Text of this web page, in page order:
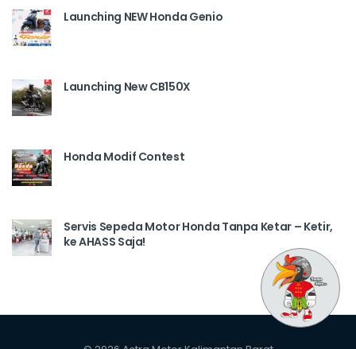
Launching NEW Honda Genio
Launching New CB150X
Honda Modif Contest
Servis Sepeda Motor Honda Tanpa Ketar – Ketir,
ke AHASS Saja!